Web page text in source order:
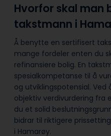
Hvorfor skal man
takstmann i
Å benytte en sertifisert
mange fordeler enten du
refinansiere bolig. En
spesialkompetanse til å
og utviklingspotensial. Ved
objektiv verdivurdering fra
du et solid
bidrar til riktigere
i Hamarøy.